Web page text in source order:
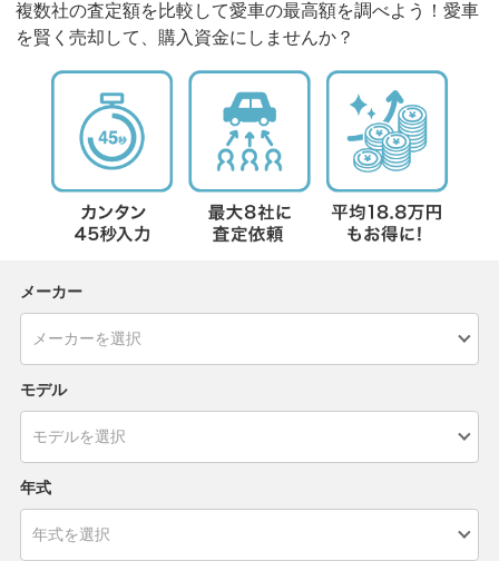
複数社の査定額を比較して愛車の最高額を調べよう！愛車
を賢く売却して、購入資金にしませんか？
メーカー
モデル
年式